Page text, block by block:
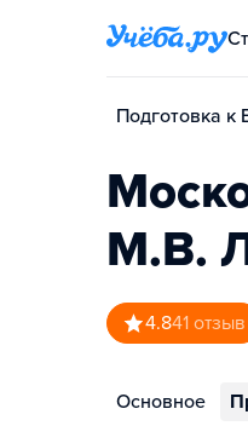
Подготовка к
М.В.
4.841 отзыв
Основное